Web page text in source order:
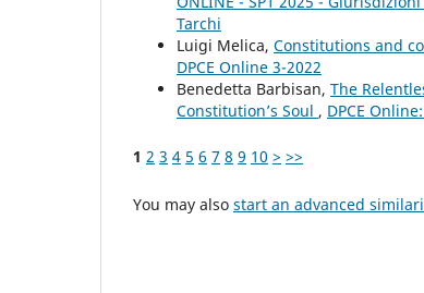
Tarchi
Luigi Melica, Constitutions and
DPCE Online 3-2022
Benedetta Barbisan, The
Constitution’s Soul , DPCE
1 2 3 4 5 6 7 8 9 10 > >>
You may also start an advanced